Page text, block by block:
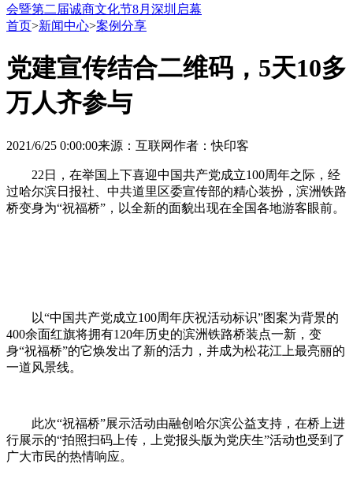
会暨第二届诚商文化节8月深圳启幕
首页>新闻中心>案例分享
党建宣传结合二维码，5天10多
万人齐参与
2021/6/25 0:00:00来源：互联网作者：快印客
22日，在举国上下喜迎中国共产党成立100周年之际，经
过哈尔滨日报社、中共道里区委宣传部的精心装扮，滨洲铁路
桥变身为“祝福桥”，以全新的面貌出现在全国各地游客眼前。
以“中国共产党成立100周年庆祝活动标识”图案为背景的
400余面红旗将拥有120年历史的滨洲铁路桥装点一新，变
身“祝福桥”的它焕发出了新的活力，并成为松花江上最亮丽的
一道风景线。
此次“祝福桥”展示活动由融创哈尔滨公益支持，在桥上进
行展示的“拍照扫码上传，上党报头版为党庆生”活动也受到了
广大市民的热情响应。